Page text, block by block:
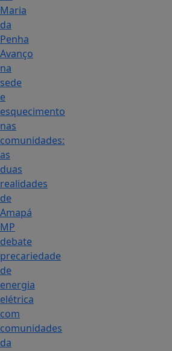
Maria
da
Penha
Avanço
na
sede
e
esquecimento
nas
comunidades:
as
duas
realidades
de
Amapá
MP
debate
precariedade
de
energia
elétrica
com
comunidades
da